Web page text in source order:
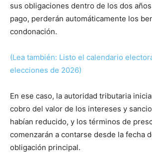
sus obligaciones dentro de los dos
pago, perderán automáticamente los
condonación.
(Lea también: Listo el calendario
elecciones de 2026)
En ese caso, la autoridad tributaria
cobro del valor de los intereses y
habían reducido, y los términos de
comenzarán a contarse desde la fecha
obligación principal.